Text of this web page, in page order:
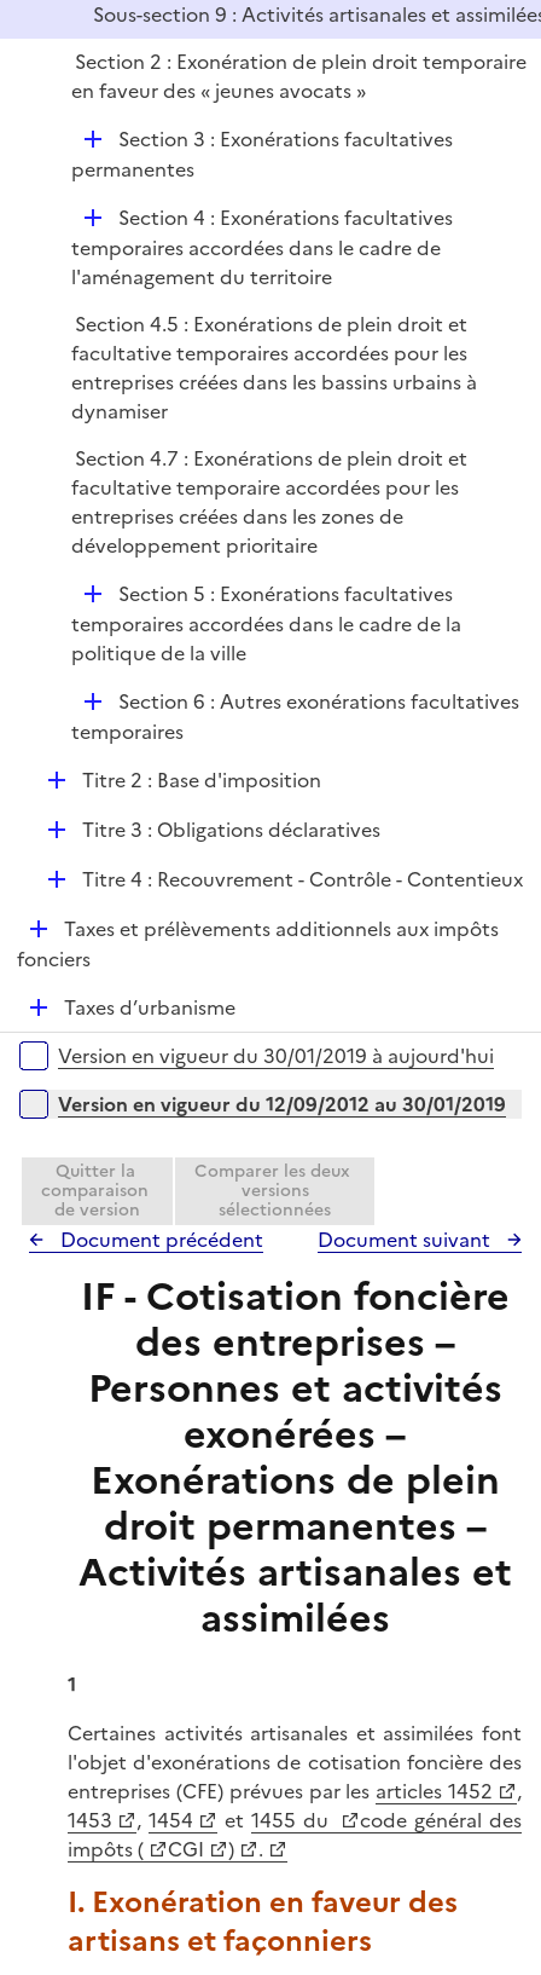
Sous-section 9 : Activités artisanales et
Section 2 : Exonération de plein droit temporaire
en faveur des « jeunes avocats »
D
é
i
e
r
Section 3 : Exonérations facultatives
permanentes
D
é
p
i
e
r
Section 4 : Exonérations facultatives
temporaires accordées dans le cadre de
l'aménagement du territoire
Section 4.5 : Exonérations de plein droit et
facultative temporaires accordées pour les
entreprises créées dans les bassins urbains à
dynamiser
Section 4.7 : Exonérations de plein droit et
facultative temporaire accordées pour les
entreprises créées dans les zones de
développement prioritaire
D
é
p
e
Section 5 : Exonérations facultatives
temporaires accordées dans le cadre de la
politique de la ville
D
é
l
e
r
Section 6 : Autres exonérations facultatives
temporaires
D
e
r
Titre 2 : Base d'imposition
D
l
i
e
r
Titre 3 : Obligations déclaratives
D
p
l
i
e
r
Titre 4 : Recouvrement - Contrôle - Contentieux
D
é
e
r
Taxes et prélèvements additionnels aux impôts
fonciers
D
é
p
e
r
Taxes d’urbanisme
Versions sur la période
Version en vigueur du 30/01/2019 à aujourd'hui
Version en vigueur du 12/09/2012 au 30/01/2019
Quitter la
comparaison
de version
Comparer les deux
versions
sélectionnées
Document précédent Document suivant
IF - Cotisation foncière
des entreprises –
Personnes et activités
exonérées –
Exonérations de plein
droit permanentes –
Activités artisanales et
assimilées
1
Certaines activités artisanales et assimilées font
l'objet d'exonérations de cotisation foncière des
entreprises (CFE) prévues par les articles 1452
,
1453
, 1454 et 1455 du
code général des
impôts (
CGI ) .
I. Exonération en faveur des
artisans et façonniers